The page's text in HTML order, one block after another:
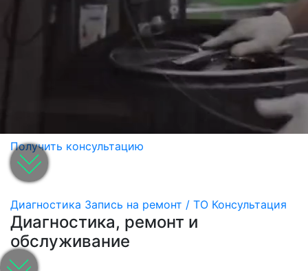
Получить консультацию
Диагностика Запись на ремонт / ТО Консультация
Диагностика, ремонт и
обслуживание